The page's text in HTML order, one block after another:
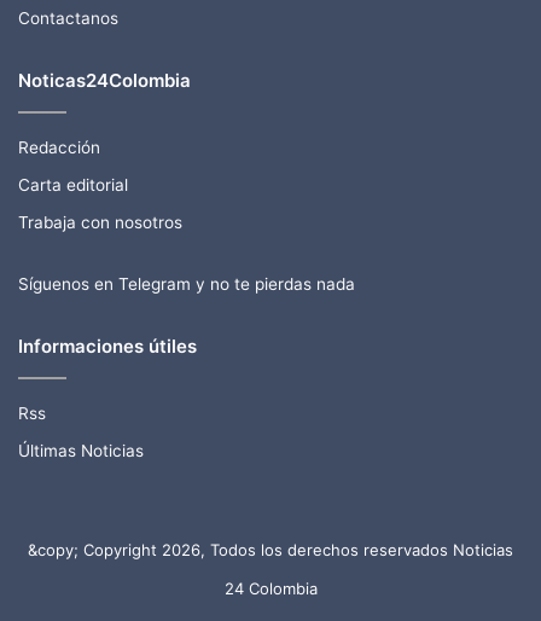
Contactanos
Noticas24Colombia
Redacción
Carta editorial
Trabaja con nosotros
Síguenos en Telegram y no te pierdas nada
Informaciones útiles
Rss
Últimas Noticias
&copy; Copyright 2026, Todos los derechos reservados Noticias
24 Colombia